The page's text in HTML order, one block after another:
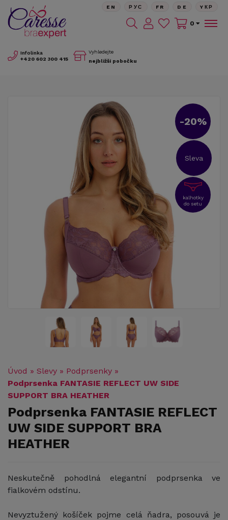
Infolinka
+420 602 300 415
Vyhledejte
nejbližší pobočku
EN РУС FR DE YКР
0
-20%
Sleva
kalhotky
do setu
Úvod » Slevy » Podprsenky »
Podprsenka FANTASIE REFLECT UW SIDE
SUPPORT BRA HEATHER
Podprsenka FANTASIE REFLECT
UW SIDE SUPPORT BRA
HEATHER
Neskutečně pohodlná elegantní podprsenka ve
fialkovém odstínu.
Nevyztužený košíček pojme celá ňadra, posouvá je